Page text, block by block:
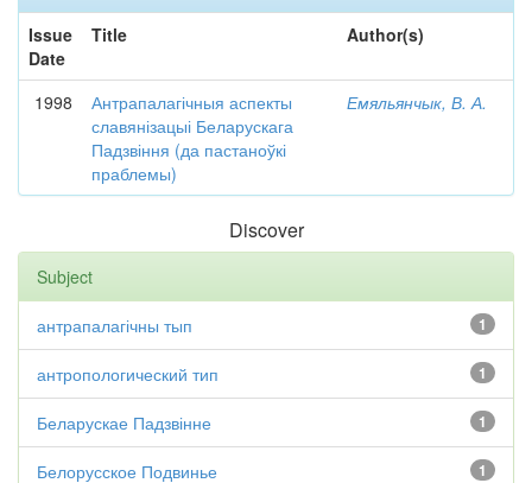
Issue
Date
Title Author(s)
1998
Антрапалагічныя аспекты
славянізацыі Беларускага
Падзвіння (да пастаноўкі
праблемы)
Емяльянчык, В. А.
Discover
Subject
1
антрапалагічны тып
1
антропологический тип
1
Беларускае Падзвінне
1
Белорусское Подвинье